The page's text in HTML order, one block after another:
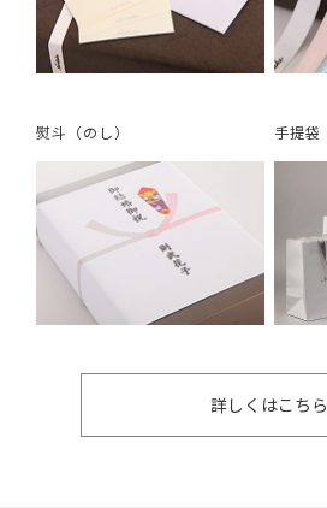
熨斗（のし） 手提袋
詳しくはこちら